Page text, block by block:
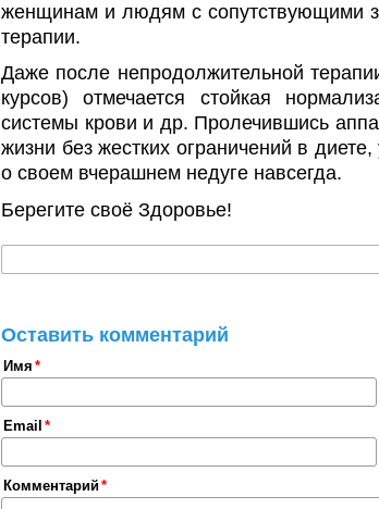
женщинам и людям с сопутствующими
терапии.
Даже после непродолжительной
курсов) отмечается стойкая
системы крови и др. Пролечившись
жизни без жестких ограничений в
о своем вчерашнем недуге навсегда.
Берегите своё Здоровье!
Оставить комментарий
Имя
Email
Комментарий